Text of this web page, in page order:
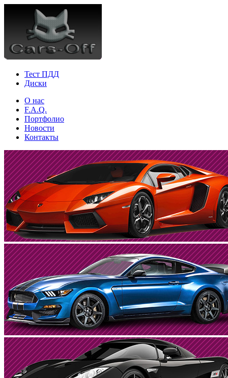
Тест ПДД
Диски
О нас
F.A.Q.
Портфолио
Новости
Контакты